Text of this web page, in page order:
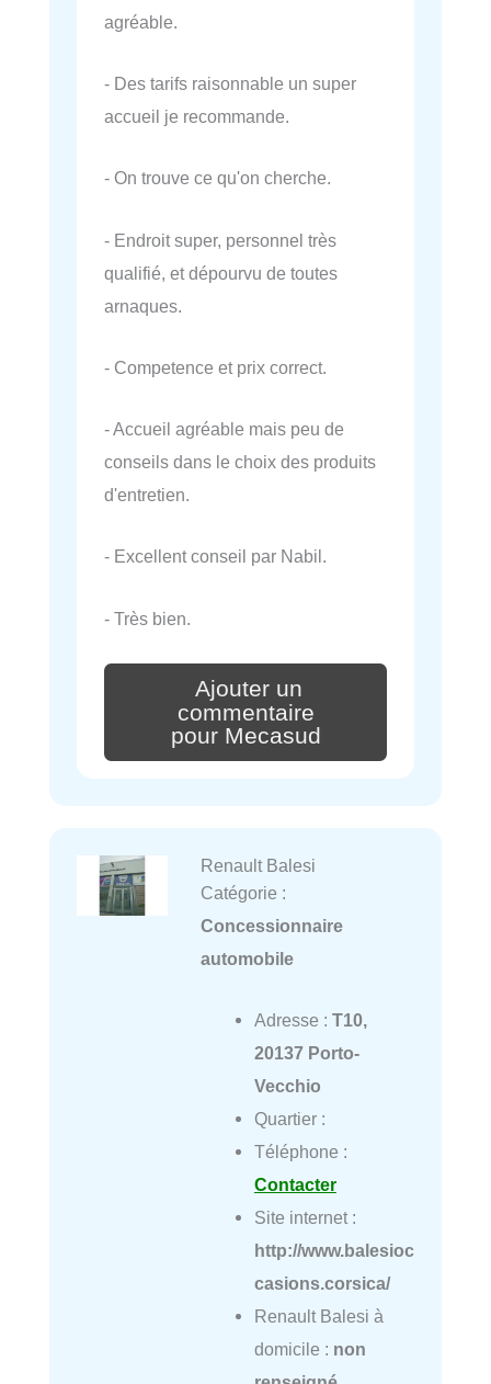
agréable.
- Des tarifs raisonnable un super
accueil je recommande.
- On trouve ce qu'on cherche.
- Endroit super, personnel très
qualifié, et dépourvu de toutes
arnaques.
- Competence et prix correct.
- Accueil agréable mais peu de
conseils dans le choix des produits
d'entretien.
- Excellent conseil par Nabil.
- Très bien.
Ajouter un
commentaire
pour Mecasud
Renault Balesi
Catégorie :
Concessionnaire
automobile
Adresse : T10,
20137 Porto-
Vecchio
Quartier :
Téléphone :
Contacter
Site internet :
http://www.balesioc
casions.corsica/
Renault Balesi à
domicile : non